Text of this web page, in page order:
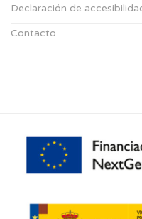
Declaración de
Contacto